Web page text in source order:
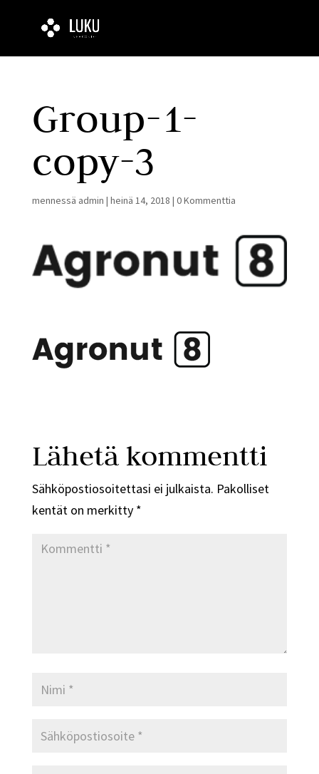
Group-1-
copy-3
mennessä admin | heinä 14, 2018 | 0 Kommenttia
Lähetä kommentti
Sähköpostiosoitettasi ei julkaista. Pakolliset
kentät on merkitty *